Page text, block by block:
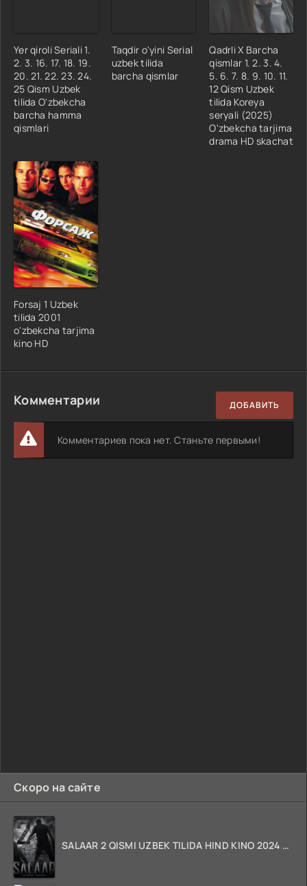
Скоро на сайте
SALAAR 2 QISMI UZBEK TILIDA HIND KINO 2024 TARJIMA 720p HD Skachat
Yer qiroli Seriali 1.
2. 3. 16. 17. 18. 19.
20. 21. 22. 23. 24.
25 Qism Uzbek
tilida O'zbekcha
barcha hamma
qismlari
Taqdir o'yini Serial
uzbek tilida
barcha qismlar
Qadrli X Barcha
qismlar 1. 2. 3. 4.
5. 6. 7. 8. 9. 10. 11.
12 Qism Uzbek
tilida Koreya
seryali (2025)
O'zbekcha tarjima
drama HD skachat
Forsaj 1 Uzbek
tilida 2001
o'zbekcha tarjima
kino HD
Комментарии ДОБАВИТЬ
Комментариев пока нет. Станьте первыми!